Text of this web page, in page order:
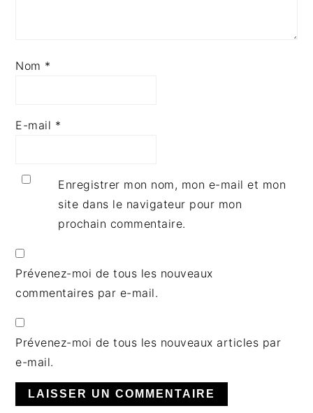
Nom *
E-mail *
Enregistrer mon nom, mon e-mail et mon
site dans le navigateur pour mon
prochain commentaire.
Prévenez-moi de tous les nouveaux
commentaires par e-mail.
Prévenez-moi de tous les nouveaux articles par
e-mail.